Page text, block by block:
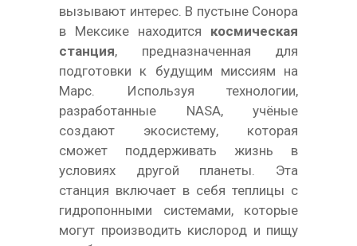
вызывают интерес. В пустыне Сонора
в Мексике находится космическая
станция, предназначенная для
подготовки к будущим миссиям на
Марс. Используя технологии,
разработанные NASA, учёные
создают экосистему, которая
сможет поддерживать жизнь в
условиях другой планеты. Эта
станция включает в себя теплицы с
гидропонными системами, которые
могут производить кислород и пищу